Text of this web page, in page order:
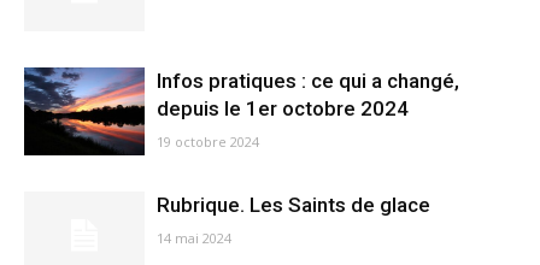
Infos pratiques : ce qui a changé,
depuis le 1er octobre 2024
19 octobre 2024
Rubrique. Les Saints de glace
14 mai 2024